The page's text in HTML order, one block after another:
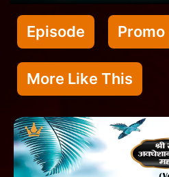
Episode Promo
More Like This